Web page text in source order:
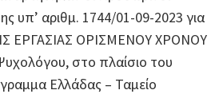
υπ’ αριθμ. 1744/01-09-2023 για
ΕΡΓΑΣΙΑΣ ΟΡΙΣΜΕΝΟΥ ΧΡΟΝΟΥ
στο πλαίσιο του
Ελλάδας – Ταμείο